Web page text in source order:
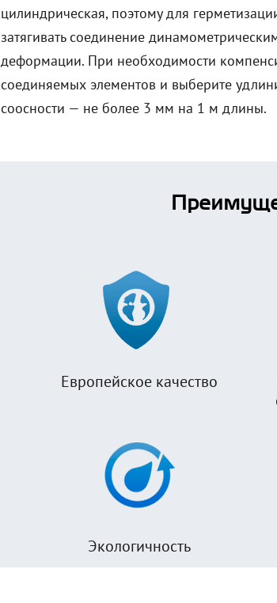
цилиндрическая, поэтому для
затягивать соединение
деформации. При необходимости
соединяемых элементов и выберите
соосности — не более 3 мм на 1 м длины.
Европейское качество
Экологичность